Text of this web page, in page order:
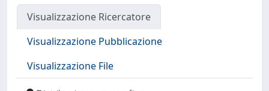
Visualizzazione Ricercatore
Visualizzazione Pubblicazione
Visualizzazione File